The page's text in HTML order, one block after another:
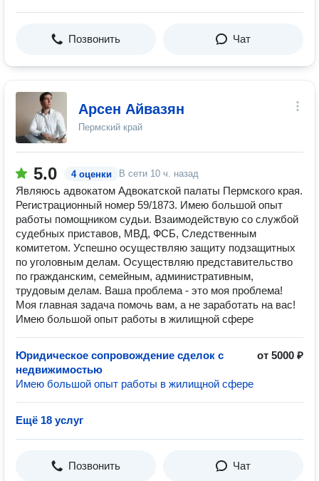
Позвонить Чат
Арсен Айвазян
Пермский край
5.0 4 оценки В сети 10 ч. назад
Являюсь адвокатом Адвокатской палаты Пермского края.
Регистрационный номер 59/1873. Имею большой опыт
работы помощником судьи. Взаимодействую со службой
судебных приставов, МВД, ФСБ, Следственным
комитетом. Успешно осуществляю защиту подзащитных
по уголовным делам. Осуществляю представительство
по гражданским, семейным, административным,
трудовым делам. Ваша проблема - это моя проблема!
Моя главная задача помочь вам, а не заработать на вас!
Имею большой опыт работы в жилищной сфере
Юридическое сопровождение сделок с
недвижимостью
от 5000 ₽
Имею большой опыт работы в жилищной сфере
Ещё 18 услуг
Позвонить Чат